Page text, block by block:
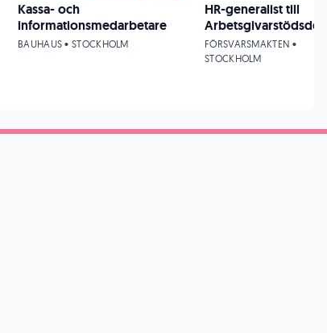
Kassa- och
informationsmedarbetare
BAUHAUS • STOCKHOLM
HR-generalist till
FÖRSVARSMAKTEN •
STOCKHOLM